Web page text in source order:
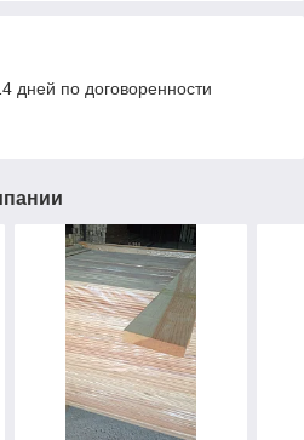
дней по договоренности